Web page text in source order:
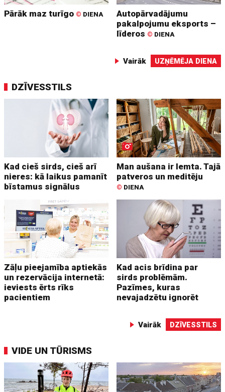
Pārāk maz turīgo © DIENA
Autopārvadājumu
pakalpojumu eksports –
līderos © DIENA
Vairāk UZŅĒMĒJA DIENA
DZĪVESSTILS
Kad cieš sirds, cieš arī
nieres: kā laikus pamanīt
bīstamus signālus
Man aušana ir lemta. Tajā
patveros un meditēju
© DIENA
Zāļu pieejamība aptiekās
un rezervācija internetā:
ieviests ērts rīks
pacientiem
Kad acis brīdina par
sirds problēmām.
Pazīmes, kuras
nevajadzētu ignorēt
Vairāk DZĪVESSTILS
VIDE UN TŪRISMS